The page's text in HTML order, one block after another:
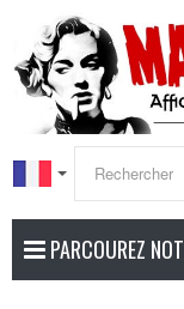
PARCOUREZ